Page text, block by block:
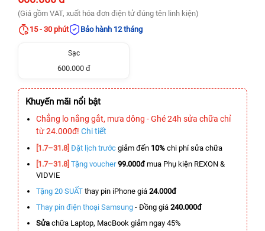
(Giá gồm VAT, xuất hóa đơn điện tử đúng tên linh kiện)
15 - 30 phút
Bảo hành 12 tháng
Sạc
600.000 đ
Khuyến mãi nổi bật
Chẳng lo nắng gắt, mưa dông - Ghé 24h sửa chữa chỉ
từ 24.000đ! Chi tiết
[1.7–31.8] Đặt lịch trước giảm đến 10% chi phí sửa chữa
[1.7–31.8] Tặng voucher 99.000đmua Phụ kiện REXON &
VIDVIE
Tặng 20 SUẤT thay pin iPhone giá 24.000đ
Thay pin điện thoại Samsung - Đồng giá 240.000đ
Sửa chữa Laptop, MacBook giảm ngay 45%